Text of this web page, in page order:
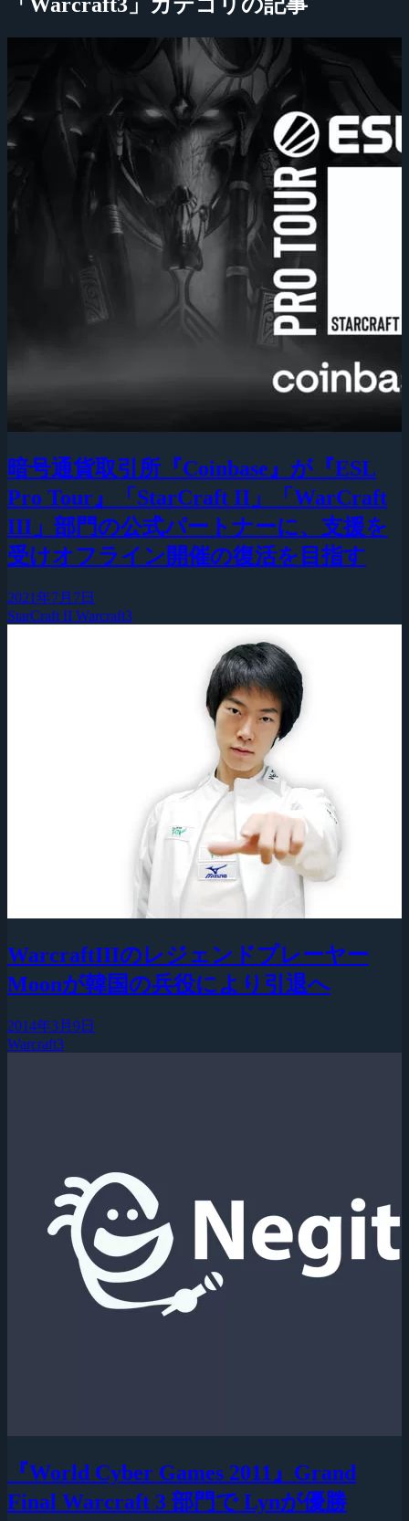
暗号通貨取引所『Coinbase』が『ESL
Pro Tour』「StarCraft II」「WarCraft
III」部門の公式パートナーに、支援を
受けオフライン開催の復活を目指す
2021年7月7日
StarCraft II Warcraft3
WarcraftIIIのレジェンドプレーヤー
Moonが韓国の兵役により引退へ
2014年3月9日
Warcraft3
『World Cyber Games 2011』Grand
Final Warcraft 3 部門で Lynが優勝